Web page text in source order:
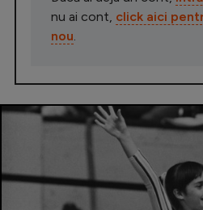
nu ai cont, click aici
nou